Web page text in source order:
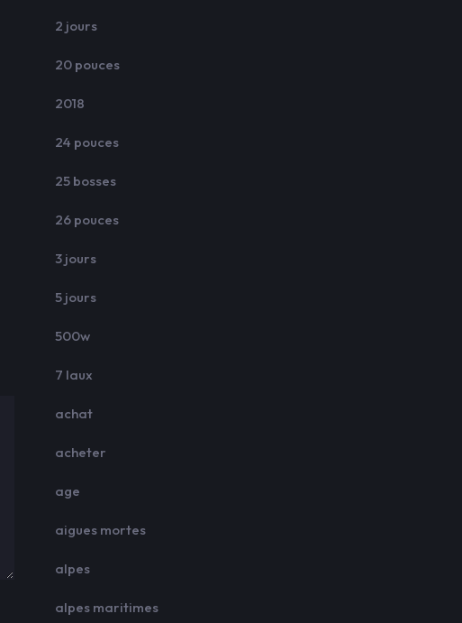
2 jours
20 pouces
2018
24 pouces
25 bosses
26 pouces
3 jours
5 jours
500w
7 laux
achat
acheter
age
aigues mortes
alpes
alpes maritimes